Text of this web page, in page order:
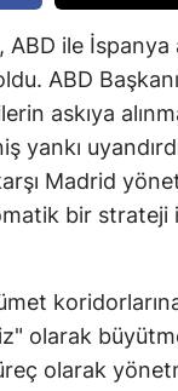
ile İspanya
ABD Başkanı
askıya
yankı
Madrid
bir strateji
olarak
olarak